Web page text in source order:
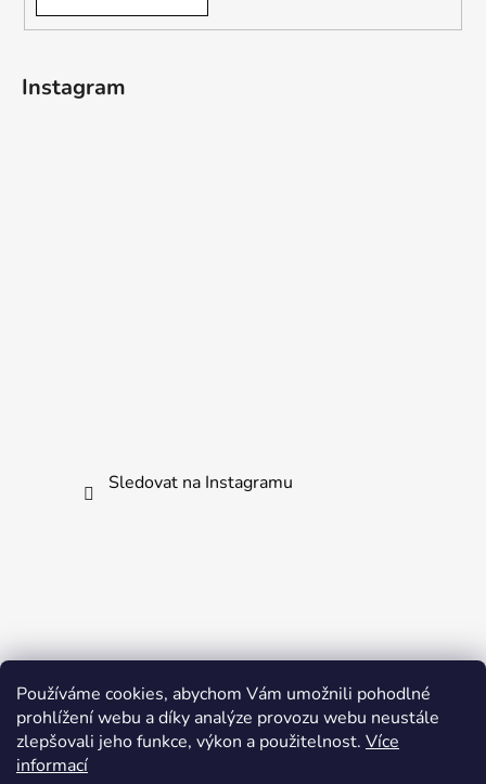
Používáme cookies, abychom Vám umožnili pohodlné
prohlížení webu a díky analýze provozu webu neustále
zlepšovali jeho funkce, výkon a použitelnost. Více
informací
i
Instagram
Sledovat na Instagramu